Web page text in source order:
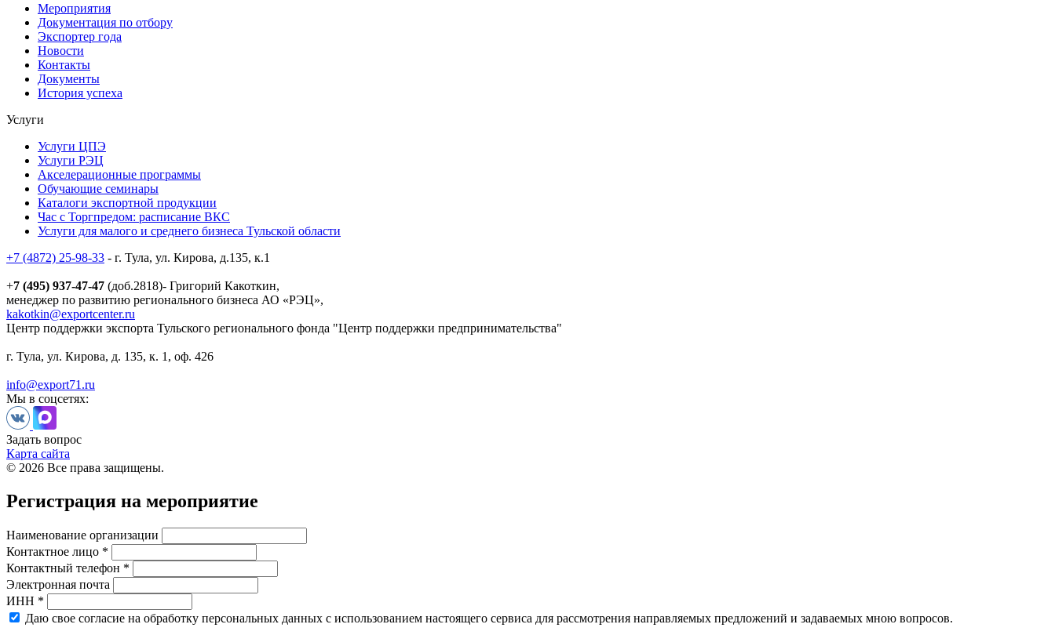
Мероприятия
Документация по отбору
Экспортер года
Новости
Контакты
Документы
История успеха
Услуги
Услуги ЦПЭ
Услуги РЭЦ
Акселерационные программы
Обучающие семинары
Каталоги экспортной продукции
Час с Торгпредом: расписание ВКС
Услуги для малого и среднего бизнеса Тульской области
+7 (4872) 25-98-33 - г. Тула, ул. Кирова, д.135, к.1
+7 (495) 937-47-47 (доб.2818)- Григорий Какоткин,
менеджер по развитию регионального бизнеса АО «РЭЦ»,
kakotkin@exportcenter.ru
Центр поддержки экспорта Тульского регионального фонда "Центр поддержки предпринимательства"
г. Тула, ул. Кирова, д. 135, к. 1, оф. 426
info@export71.ru
Мы в соцсетях:
Задать вопрос
Карта сайта
© 2026 Все права защищены.
Регистрация на мероприятие
Наименование организации
Контактное лицо *
Контактный телефон *
Электронная почта
ИНН *
Даю свое согласие на обработку персональных данных с использованием настоящего сервиса для рассмотрения направляемых предложений и задаваемых мною вопросов.